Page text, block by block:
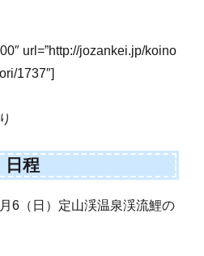
url=”http://jozankei.jp/koino
1737″]
日程
6（日）定山渓温泉渓流鯉の